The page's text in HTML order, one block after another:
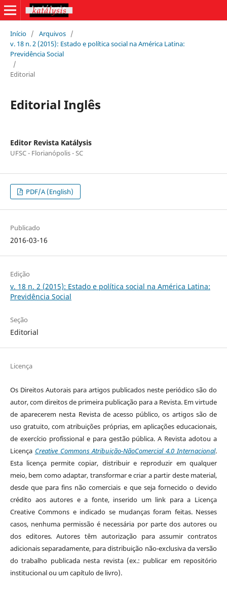
Início / Arquivos /
v. 18 n. 2 (2015): Estado e política social na América Latina:
Previdência Social
/
Editorial
Editorial Inglês
Editor Revista Katálysis
UFSC - Florianópolis - SC
PDF/A (English)
Publicado
2016-03-16
Edição
v. 18 n. 2 (2015): Estado e política social na América Latina:
Previdência Social
Seção
Editorial
Licença
Os Direitos Autorais para artigos publicados neste periódico são do
autor, com direitos de primeira publicação para a Revista. Em virtude
de aparecerem nesta Revista de acesso público, os artigos são de
uso gratuito, com atribuições próprias, em aplicações educacionais,
de exercício profissional e para gestão pública. A Revista adotou a
Licença Creative Commons Atribuição-NãoComercial 4.0 Internacional.
Esta licença permite copiar, distribuir e reproduzir em qualquer
meio, bem como adaptar, transformar e criar a partir deste material,
desde que para fins não comerciais e que seja fornecido o devido
crédito aos autores e a fonte, inserido um link para a Licença
Creative Commons e indicado se mudanças foram feitas. Nesses
casos, nenhuma permissão é necessária por parte dos autores ou
dos editores.Autores têm autorização para assumir contratos
adicionais separadamente, para distribuição não-exclusiva da versão
do trabalho publicada nesta revista (ex.: publicar em repositório
institucional ou um capítulo de livro).